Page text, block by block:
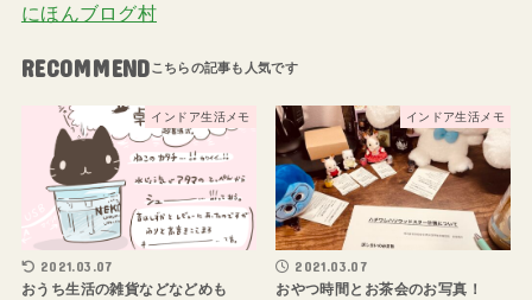
にほんブログ村
RECOMMEND
インドア生活メモ
2021.03.07
おうち生活の雑貨などなどめも
インドア生活メモ
2021.03.07
おやつ時間とお茶会のお写真！